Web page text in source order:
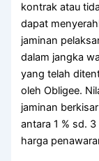
kontrak atau
dapat
jaminan
dalam jangka
yang telah
oleh Obligee.
jaminan berkisar
antara 1 % sd. 3
harga